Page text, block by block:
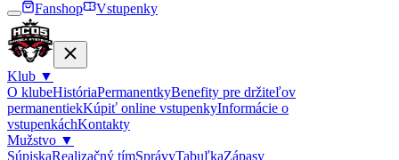
Fanshop
Vstupenky
Klub ▼
O klubeHistóriaPermanentkyBenefity pre držiteľov
permanentiekKúpiť online vstupenkyInformácie o
vstupenkáchKontakty
Mužstvo ▼
SúpiskaRealizačný tímSprávyTabuľkaZápasy